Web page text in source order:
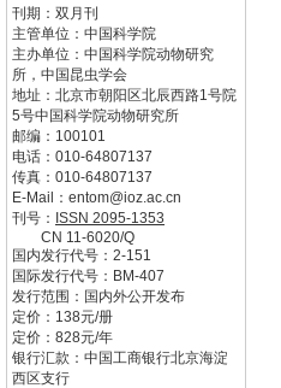
刊期：双月刊
主管单位： 中国科学院
主办单位： 中国科学院动物研究
所，中国昆虫学会
地址： 北京市朝阳区北辰西路1号院
5号中国科学院动物研究所
邮编： 100101
电话： 010-64807137
传真： 010-64807137
E-Mail： entom@ioz.ac.cn
刊号： ISSN 2095-1353
CN 11-6020/Q
国内发行代号： 2-151
国际发行代号： BM-407
发行范围：国内外公开发布
定价： 138元/册
定价： 828元/年
银行汇款：中国工商银行北京海淀
西区支行